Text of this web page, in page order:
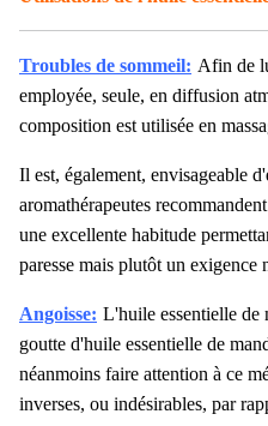
Troubles de sommeil: Afin de
employée, seule, en diffusion
composition est utilisée en
Il est, également, envisageable
aromathérapeutes
une excellente habitude
paresse mais plutôt un exigence
Angoisse: L'huile essentielle de
goutte d'huile essentielle de
néanmoins faire attention à ce
inverses, ou indésirables, par